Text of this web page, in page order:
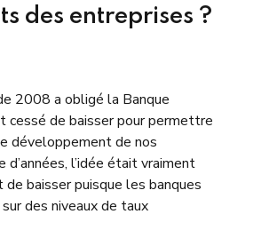
des entreprises ?
2008 a obligé la Banque
cessé de baisser pour permettre
développement de nos
l’idée était vraiment
baisser puisque les banques
des niveaux de taux